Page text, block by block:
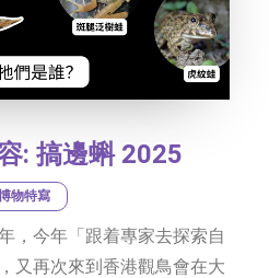
: 搞邊蝌 2025
物特寫
，今年「跟着專家去探索自
又再次來到香港觀鳥會在大